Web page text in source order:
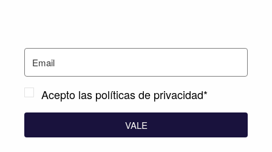
Acepto las políticas de privacidad*
VALE